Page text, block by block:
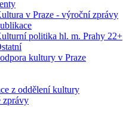
v Praze - výroční zprávy
politika hl. m. Prahy 22+
kultury v Praze
z oddělení kultury
zprávy